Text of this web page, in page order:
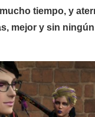
tiempo, y
mejor y sin